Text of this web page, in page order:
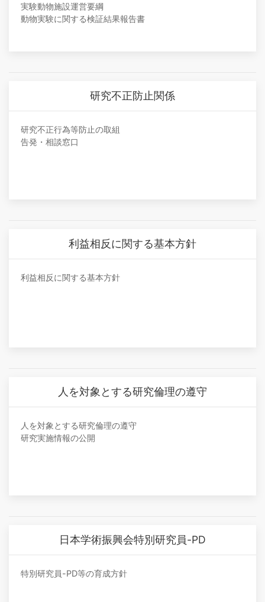
実験動物施設運営要綱
動物実験に関する検証結果報告書
研究不正防止関係
研究不正行為等防止の取組
告発・相談窓口
利益相反に関する基本方針
利益相反に関する基本方針
人を対象とする研究倫理の遵守
人を対象とする研究倫理の遵守
研究実施情報の公開
日本学術振興会特別研究員-PD
特別研究員-PD等の育成方針